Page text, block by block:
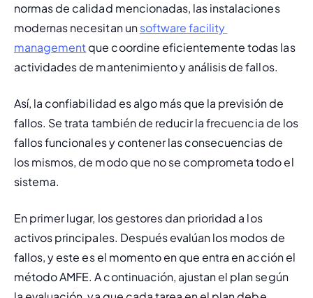
normas de calidad mencionadas, las instalaciones
modernas necesitan un software facility
management que coordine eficientemente todas las
actividades de mantenimiento y análisis de fallos.
Así, la confiabilidad es algo más que la previsión de
fallos. Se trata también de reducir la frecuencia de los
fallos funcionales y contener las consecuencias de
los mismos, de modo que no se comprometa todo el
sistema.
En primer lugar, los gestores dan prioridad a los
activos principales. Después evalúan los modos de
fallos, y este es el momento en que entra en acción el
método AMFE. A continuación, ajustan el plan según